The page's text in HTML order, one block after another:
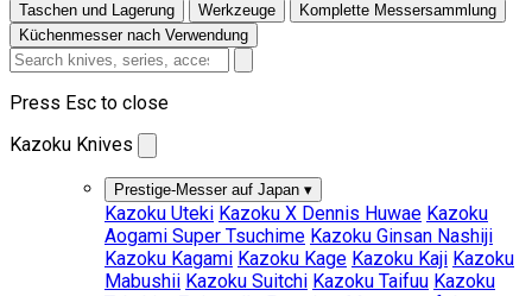
Taschen und Lagerung
Werkzeuge
Komplette Messersammlung
Küchenmesser nach Verwendung
Press Esc to close
Kazoku Knives
Prestige-Messer auf Japan ▾
Kazoku Uteki Kazoku X Dennis Huwae Kazoku
Aogami Super Tsuchime Kazoku Ginsan Nashiji
Kazoku Kagami Kazoku Kage Kazoku Kaji Kazoku
Mabushii Kazoku Suitchi Kazoku Taifuu Kazoku